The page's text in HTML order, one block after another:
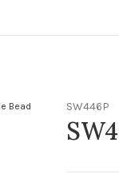
SW446P